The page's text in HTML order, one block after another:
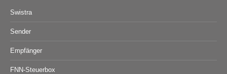
Swistra
Sender
Empfänger
FNN-Steuerbox